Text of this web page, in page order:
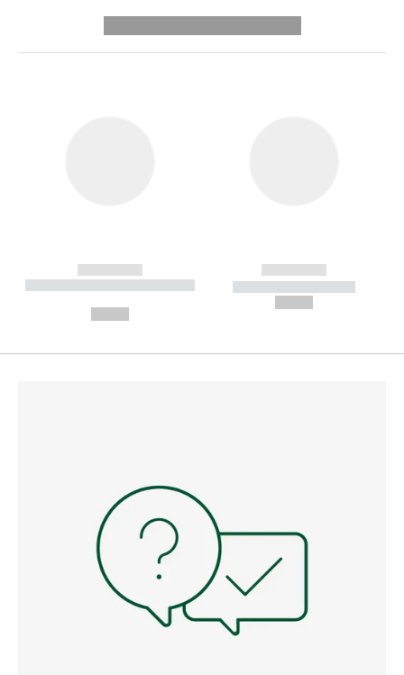
------------
----------- ----------- --------
------------
----------- -----------